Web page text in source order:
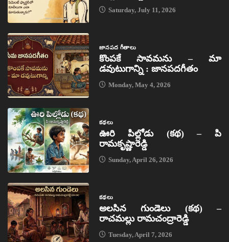
Saturday, July 11, 2026
జానపద గీతాలు
కొంపకే సావమను – మా
డవుటుగాన్ని : జానపదగీతం
Monday, May 4, 2026
కథలు
ఊరి పిల్లోడు (కథ) – పి
రామకృష్ణారెడ్డి
Sunday, April 26, 2026
కథలు
అలసిన గుండెలు (కథ) –
రాచమల్లు రామచంద్రారెడ్డి
Tuesday, April 7, 2026